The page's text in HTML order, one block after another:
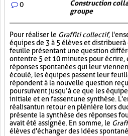
0
Construction
groupe
Pour réaliser le Graffiti collectif,
équipes de 3 à 5 élèves et distribuer
feuille présentant une question
ont entre 5 et 10 minutes pour écrire,
réponses spontanées qui leur
écoulé, les équipes passent leur
répondent à la nouvelle question
poursuivent jusqu’à ce que les
initiale et en fassent une synthèse.
réalisant un retour en plénière lors
présente la synthèse des réponses
avait été assignée. En somme, le
élèves d'échanger des idées